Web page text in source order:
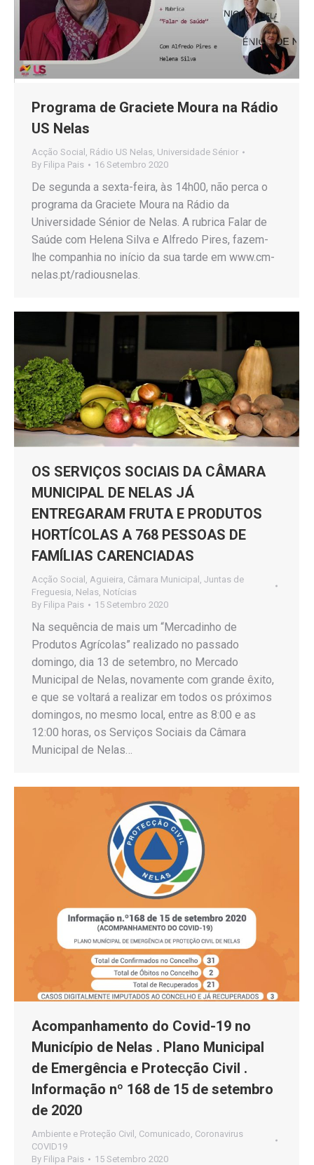
Programa de Graciete Moura na Rádio
US Nelas
Acção Social , Rádio US Nelas, Universidade Sénior
By Filipa Pais 16 Setembro 2020
De segunda a sexta-feira, às 14h00, não perca o
programa da Graciete Moura na Rádio da
Universidade Sénior de Nelas. A rubrica Falar de
Saúde com Helena Silva e Alfredo Pires, fazem-
lhe companhia no início da sua tarde em www.cm-
nelas.pt/radiousnelas.
OS SERVIÇOS SOCIAIS DA CÂMARA
MUNICIPAL DE NELAS JÁ
ENTREGARAM FRUTA E PRODUTOS
HORTÍCOLAS A 768 PESSOAS DE
FAMÍLIAS CARENCIADAS
Acção Social Aguieira Câmara Municipal
Juntas de
Freguesia Nelas Notícias
By Filipa Pais 15 Setembro 2020
Na sequência de mais um “Mercadinho de
Produtos Agrícolas” realizado no passado
domingo, dia 13 de setembro, no Mercado
Municipal de Nelas, novamente com grande êxito,
e que se voltará a realizar em todos os próximos
domingos, no mesmo local, entre as 8:00 e as
12:00 horas, os Serviços Sociais da Câmara
Municipal de Nelas…
Acompanhamento do Covid-19 no
Município de Nelas . Plano Municipal
de Emergência e Protecção Civil .
Informação nº 168 de 15 de setembro
de 2020
Ambiente e Proteção Civil Comunicado Coronavirus
COVID19
By Filipa Pais 15 Setembro 2020